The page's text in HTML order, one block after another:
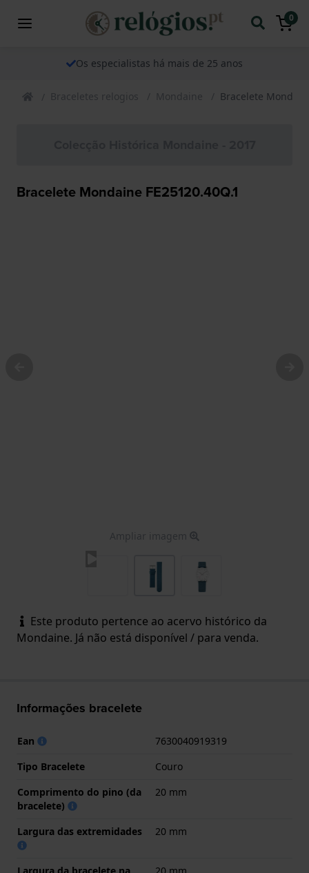
0
Os especialistas há mais de 25 anos
Braceletes relogios Mondaine Bracelete
Bracelete Mondaine FE25120.40Q.1
Ampliar imagem
Este produto pertence ao acervo histórico da
Mondaine. Já não está disponível / para venda.
Informações bracelete
Ean
7630040919319
Tipo Bracelete
Couro
Comprimento do pino (da
bracelete)
20 mm
Largura das extremidades 20 mm